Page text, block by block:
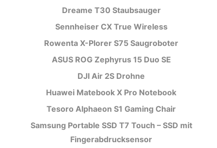
Dreame T30 Staubsauger
Sennheiser CX True Wireless
Rowenta X-Plorer S75 Saugroboter
ASUS ROG Zephyrus 15 Duo SE
DJI Air 2S Drohne
Huawei Matebook X Pro Notebook
Tesoro Alphaeon S1 Gaming Chair
Samsung Portable SSD T7 Touch – SSD mit
Fingerabdrucksensor